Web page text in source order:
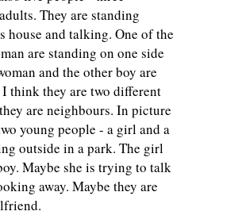
They are standing
house and talking. One of the
are standing on one side
and the other boy are
think they are two different
are neighbours. In picture
young people - a girl and a
outside in a park. The girl
Maybe she is trying to talk
away. Maybe they are